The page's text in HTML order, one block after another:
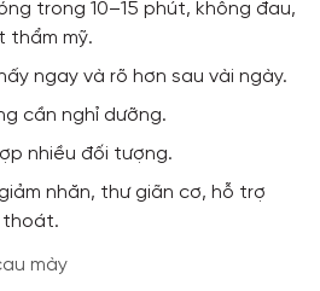
trong 10–15 phút, không đau,
thẩm mỹ.
ngay và rõ hơn sau vài ngày.
cần nghỉ dưỡng.
nhiều đối tượng.
nhăn, thư giãn cơ, hỗ trợ
thoát.
mày